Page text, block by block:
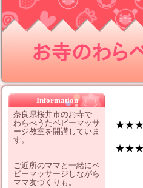
お寺のわらべ
★★★
★★★
♪赤
楽
Information
奈良県桜井市のお寺で
わらべうたベビーマッサ
ージ教室を開講していま
す。
ご近所のママと一緒にベ
ビーマッサージしながら
ママ友づくりも。